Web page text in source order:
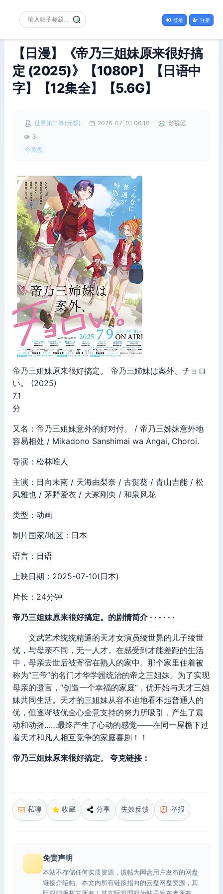
登录 注册
【日漫】《帝乃三姐妹原来很好搞
定 (2025)》【1080P】【日语中
字】【12集全】【5.6G】
世界第二等(元婴) 2026-07-01 06:10
影视区
3
夸克盘
帝乃三姐妹原来很好搞定。 帝乃三姉妹は案外、チョロ
い。 (2025)
7.1
分
又名：帝乃三姐妹意外的好对付。 / 帝乃三姊妹意外地
容易相处 / Mikadono Sanshimai wa Angai, Choroi.
导演：松林唯人
主演：日向未南 / 天海由梨奈 / 古贺葵 / 青山吉能 / 松
风雅也 / 茅野爱衣 / 大冢刚央 / 和泉风花
类型：动画
制片国家/地区：日本
语言：日语
上映日期：2025-07-10(日本)
片长：24分钟
帝乃三姐妹原来很好搞定。的剧情简介 · · · · · ·
文武艺术统统精通的天才女演员绫世昴的儿子绫世
优，与母亲不同，无一人才。在感受到才能差距的生活
中，母亲去世后被寄宿在熟人的家中。那个家里住着被
称为“三帝”的名门才华学园统治的帝之三姐妹。为了实现
母亲的遗言，“创造一个幸福的家庭”，优开始与天才三姐
妹共同生活。天才的三姐妹从容不迫地看不起普通人的
优，但逐渐被优全心全意支持的努力所吸引，产生了震
动和动摇……最终产生了心动的感觉——在同一屋檐下过
着天才和凡人相互竞争的家庭喜剧！！
帝乃三姐妹原来很好搞定。 夸克链接：
私聊 收藏 分享 失效反馈 举报
免责声明
本站不存储任何实质资源，该帖为网盘用户发布的网盘
链接介绍帖。本文内所有链接指向的云盘网盘资源，其